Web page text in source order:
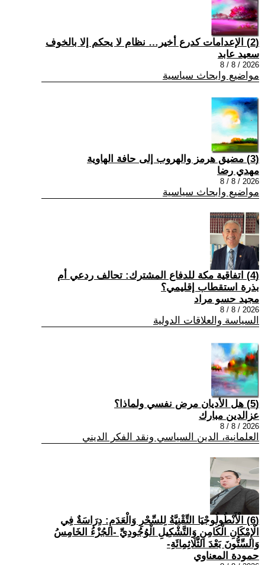
(2) الإعدامات كدرع أخير… نظام لا يحكم إلا بالخوف
سعيد عابد
2026 / 8 / 8
مواضيع وابحاث سياسية
(3) مضيق هرمز والهروب إلى حافة الهاوية
مهدي رضا
2026 / 8 / 8
مواضيع وابحاث سياسية
(4) اتفاقية مكة للدفاع المشترك: تحالف ردعي أم
بذرة استقطاب إقليمي؟
مجيد حسو مراد
2026 / 8 / 8
السياسة والعلاقات الدولية
(5) هل الأديان مرض نفسي ولماذا؟
عزالدين مبارك
2026 / 8 / 8
العلمانية، الدين السياسي ونقد الفكر الديني
(6) الْأَنْطُولُوجْيَا التِّقْنِيَّةُ لِلسِّحْرِ وَالْعَدَمِ: دِرَاسَةٌ فِي
الْإِمْكَانِ الْكَامِنِ وَالتَّشْكِيلِ الْوُجُودِيِّ -الجُزْءُ الخَامِسُ
وَالسِّتُّونَ بَعْدَ الثَّلَاثِمِائَةِ-
حمودة المعناوي